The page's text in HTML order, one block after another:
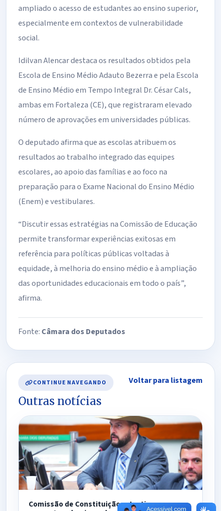
ampliado o acesso de estudantes ao ensino superior,
especialmente em contextos de vulnerabilidade
social.
Idilvan Alencar destaca os resultados obtidos pela
Escola de Ensino Médio Adauto Bezerra e pela Escola
de Ensino Médio em Tempo Integral Dr. César Cals,
ambas em Fortaleza (CE), que registraram elevado
número de aprovações em universidades públicas.
O deputado afirma que as escolas atribuem os
resultados ao trabalho integrado das equipes
escolares, ao apoio das famílias e ao foco na
preparação para o Exame Nacional do Ensino Médio
(Enem) e vestibulares.
“Discutir essas estratégias na Comissão de Educação
permite transformar experiências exitosas em
referência para políticas públicas voltadas à
equidade, à melhoria do ensino médio e à ampliação
das oportunidades educacionais em todo o país”,
afirma.
Fonte: Câmara dos Deputados
CONTINUE NAVEGANDO
Outras notícias
Voltar para listagem
Comissão de Constituição e Justiça aprova